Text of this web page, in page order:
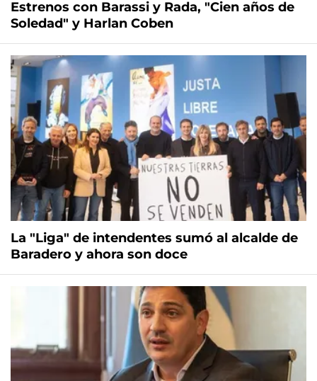
Estrenos con Barassi y Rada, "Cien años de
Soledad" y Harlan Coben
La "Liga" de intendentes sumó al alcalde de
Baradero y ahora son doce